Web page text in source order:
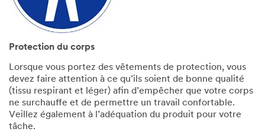
Protection du corps
Lorsque vous portez des vêtements de protection, vous
devez faire attention à ce qu’ils soient de bonne qualité
(tissu respirant et léger) afin d’empêcher que votre corps
ne surchauffe et de permettre un travail confortable.
Veillez également à l’adéquation du produit pour votre
tâche.